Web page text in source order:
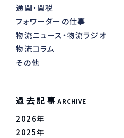
通関・関税
フォワーダーの仕事
物流ニュース・物流ラジオ
物流コラム
その他
過去記事 ARCHIVE
2026年
2025年